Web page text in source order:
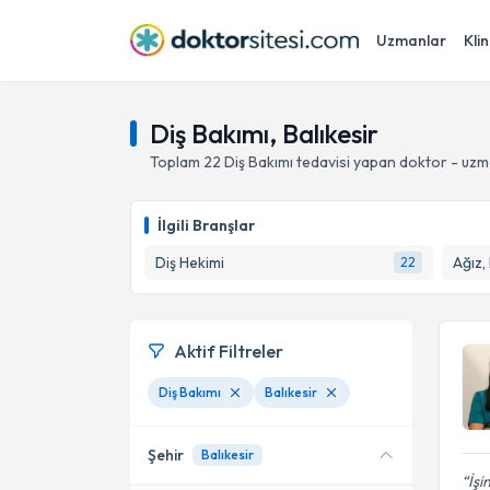
Uzmanlar
Diş Bakımı, Balıkesir
Toplam 22 Diş Bakımı tedavisi yapan doktor -
İlgili Branşlar
Diş Hekimi
22
Aktif Filtreler
Diş Bakımı Balıkesir
Şehir Balıkesir